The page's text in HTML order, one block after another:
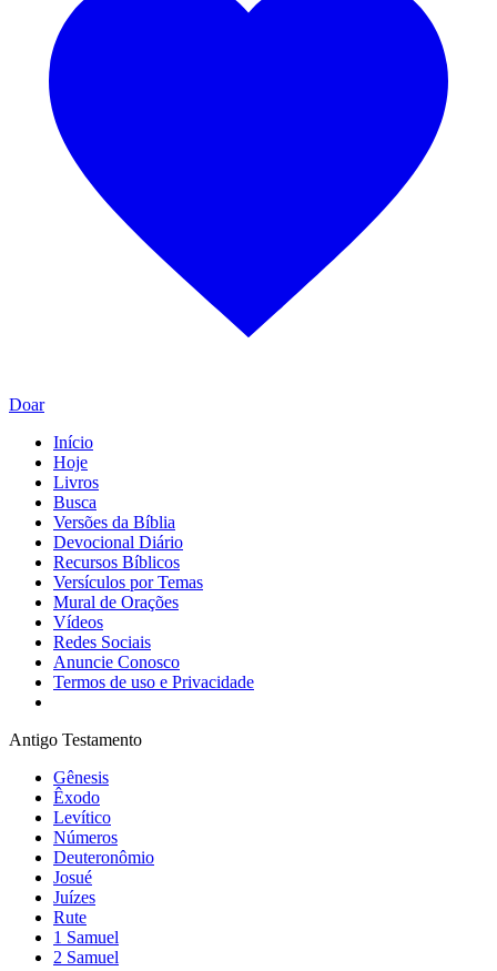
Doar
Início
Hoje
Livros
Busca
Versões da Bíblia
Devocional Diário
Recursos Bíblicos
Versículos por Temas
Mural de Orações
Vídeos
Redes Sociais
Anuncie Conosco
Termos de uso e Privacidade
Antigo Testamento
Gênesis
Êxodo
Levítico
Números
Deuteronômio
Josué
Juízes
Rute
1 Samuel
2 Samuel